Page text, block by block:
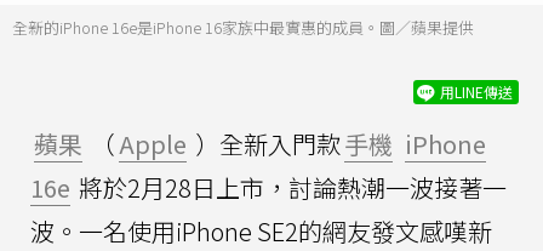
全新的iPhone 16e是iPhone 16家族中最實惠的成員。圖／蘋果提供
用LINE傳送
蘋果 （Apple ）全新入門款手機 iPhone
16e 將於2月28日上市，討論熱潮一波接著一
波。一名使用iPhone SE2的網友發文感嘆新